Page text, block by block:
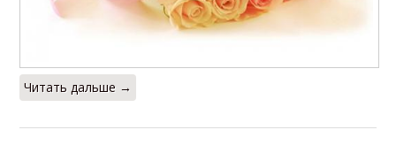
Читать дальше →